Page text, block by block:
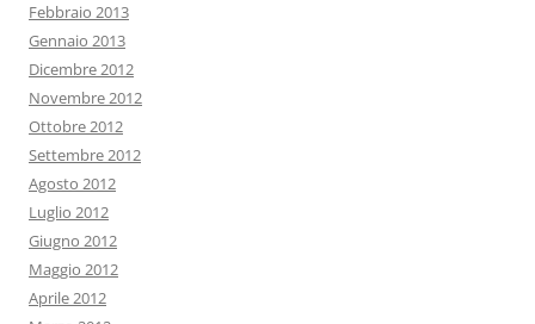
Febbraio 2013
Gennaio 2013
Dicembre 2012
Novembre 2012
Ottobre 2012
Settembre 2012
Agosto 2012
Luglio 2012
Giugno 2012
Maggio 2012
Aprile 2012